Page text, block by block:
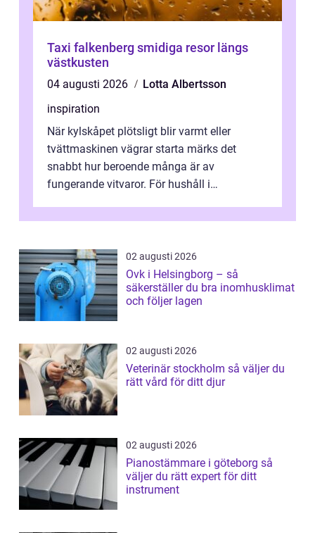
Taxi falkenberg smidiga resor längs
västkusten
04 augusti 2026
Lotta Albertsson
inspiration
När kylskåpet plötsligt blir varmt eller
tvättmaskinen vägrar starta märks det
snabbt hur beroende många är av
fungerande vitvaror. För hushåll i
vitvaruservice en...
02 augusti 2026
Ovk i Helsingborg – så
säkerställer du bra inomhusklimat
och följer lagen
02 augusti 2026
Veterinär stockholm så väljer du
rätt vård för ditt djur
02 augusti 2026
Pianostämmare i göteborg så
väljer du rätt expert för ditt
instrument